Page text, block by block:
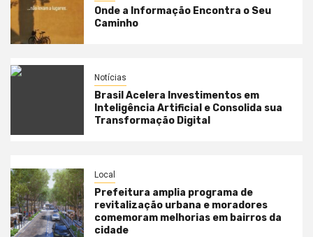
Onde a Informação Encontra o Seu
Caminho
Notícias
Brasil Acelera Investimentos em
Inteligência Artificial e Consolida sua
Transformação Digital
Local
Prefeitura amplia programa de
revitalização urbana e moradores
comemoram melhorias em bairros da
cidade